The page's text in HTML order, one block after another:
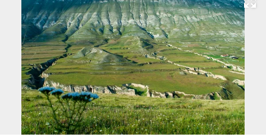
Развернуть